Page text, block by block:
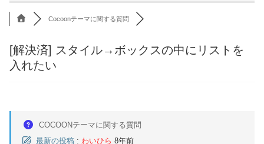
Cocoonテーマに関する質問
[解決済] スタイル→ボックスの中にリストを
入れたい
COCOONテーマに関する質問
最新の投稿 : わいひら 8年前